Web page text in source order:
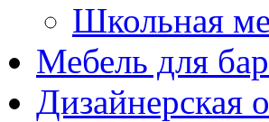
Школьная
Мебель для
Дизайнерская